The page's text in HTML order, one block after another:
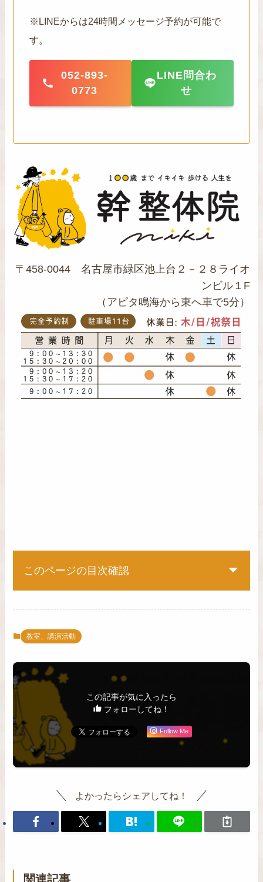
※LINEからは24時間メッセージ予約が可能で
す。
052-893-
0773
LINE問合わ
せ
〒458-0044 名古屋市緑区池上台２－２８ライオ
ンビル１F
（アピタ鳴海から東へ車で5分）
このページの目次確認
教室、講演活動
この記事が気に入ったら
フォローしてね！
Follow Me
よかったらシェアしてね！
関連記事